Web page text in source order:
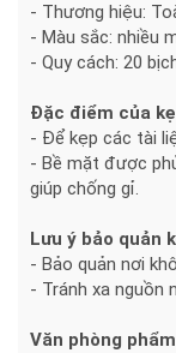
- Thương hiệu:
- Màu sắc: nhiều
- Quy cách: 20
Đặc điểm của
- Để kẹp các tài
- Bề mặt được
giúp chống gỉ.
Lưu ý bảo quản
- Bảo quản nơi
- Tránh xa nguồn
Văn phòng